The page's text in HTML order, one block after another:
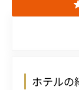
ホテルの